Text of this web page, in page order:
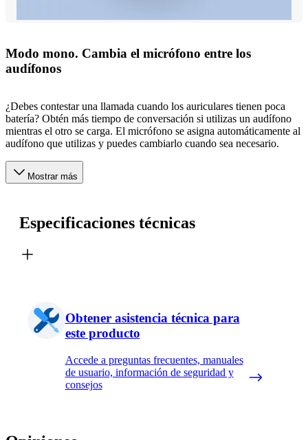
Modo mono. Cambia el micrófono entre los
audífonos
¿Debes contestar una llamada cuando los auriculares tienen poca
batería? Obtén más tiempo de conversación si utilizas un audífono
mientras el otro se carga. El micrófono se asigna automáticamente al
audífono que utilizas y puedes cambiarlo cuando sea necesario.
Mostrar más
Especificaciones técnicas
Obtener asistencia técnica para
este producto
Accede a preguntas frecuentes, manuales
de usuario, información de seguridad y
consejos